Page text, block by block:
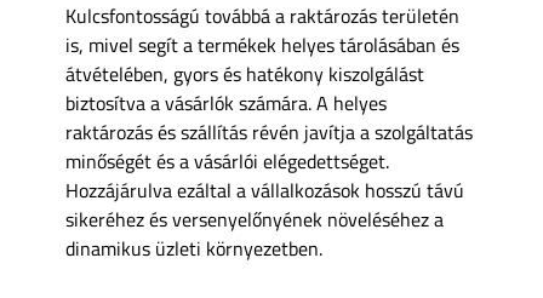
Kulcsfontosságú továbbá a raktározás területén
is, mivel segít a termékek helyes tárolásában és
átvételében, gyors és hatékony kiszolgálást
biztosítva a vásárlók számára. A helyes
raktározás és szállítás révén javítja a szolgáltatás
minőségét és a vásárlói elégedettséget.
Hozzájárulva ezáltal a vállalkozások hosszú távú
sikeréhez és versenyelőnyének növeléséhez a
dinamikus üzleti környezetben.